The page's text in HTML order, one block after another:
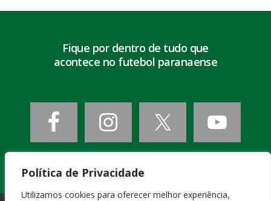
Política de Privacidade
Utilizamos cookies para oferecer melhor experiência,
Fique por dentro de tudo que
acontece no futebol paranaense